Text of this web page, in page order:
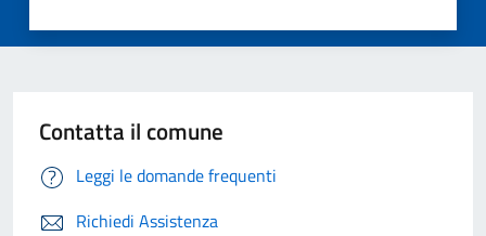
Contatta il comune
Leggi le domande frequenti
Richiedi Assistenza